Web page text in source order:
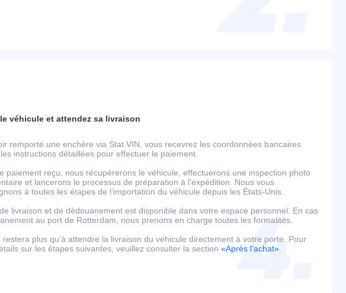
véhicule et attendez sa livraison
remporté une enchère via Stat.VIN, vous recevrez les coordonnées bancaires
instructions détaillées pour effectuer le paiement.
paiement reçu, nous récupérerons le véhicule, effectuerons une inspection photo
et lancerons le processus de préparation à l’expédition. Nous vous
à toutes les étapes de l’importation du véhicule depuis les États-Unis.
livraison et de dédouanement est disponible dans votre espace personnel. En cas
au port de Rotterdam, nous prenons en charge toutes les formalités.
restera plus qu’à attendre la livraison du véhicule directement à votre porte. Pour
sur les étapes suivantes, veuillez consulter la section «Après l’achat»